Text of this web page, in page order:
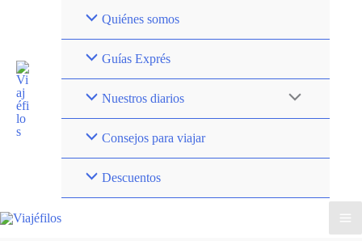
contenido
Quiénes somos
Guías Exprés
Nuestros diarios
Consejos para viajar
Descuentos